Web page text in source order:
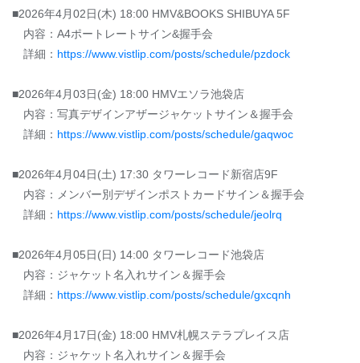
■2026年4月02日(木) 18:00 HMV&BOOKS SHIBUYA 5F
内容：A4ポートレートサイン&握手会
詳細： https://www.vistlip.com/posts/schedule/pzdock
■2026年4月03日(金) 18:00 HMVエソラ池袋店
内容：写真デザインアザージャケットサイン＆握手会
詳細： https://www.vistlip.com/posts/schedule/gaqwoc
■2026年4月04日(土) 17:30 タワーレコード新宿店9F
内容：メンバー別デザインポストカードサイン＆握手会
詳細： https://www.vistlip.com/posts/schedule/jeolrq
■2026年4月05日(日) 14:00 タワーレコード池袋店
内容：ジャケット名入れサイン＆握手会
詳細： https://www.vistlip.com/posts/schedule/gxcqnh
■2026年4月17日(金) 18:00 HMV札幌ステラプレイス店
内容：ジャケット名入れサイン＆握手会